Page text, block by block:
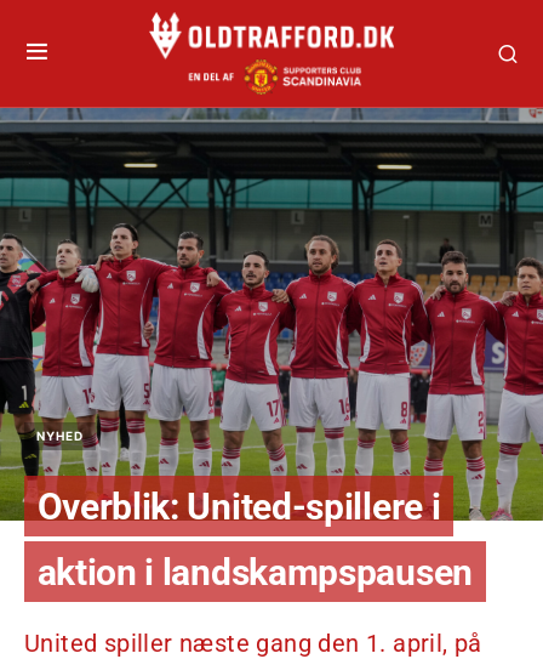
NYHED
Overblik: United-spillere i
aktion i landskampspausen
United spiller næste gang den 1. april, på